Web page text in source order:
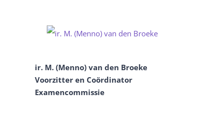
ir. M. (Menno) van den Broeke
Voorzitter en Coördinator
Examencommissie